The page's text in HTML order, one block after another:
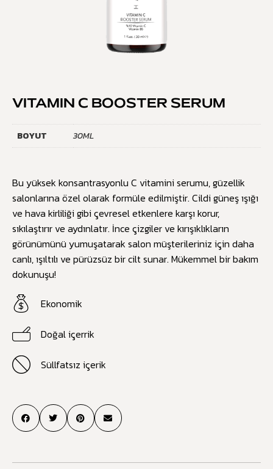
VITAMIN C BOOSTER SERUM
BOYUT 30ML
Bu yüksek konsantrasyonlu C vitamini serumu, güzellik
salonlarına özel olarak formüle edilmiştir. Cildi güneş ışığı
ve hava kirliliği gibi çevresel etkenlere karşı korur,
sıkılaştırır ve aydınlatır. İnce çizgiler ve kırışıklıkların
görünümünü yumuşatarak salon müşterileriniz için daha
canlı, ışıltılı ve pürüzsüz bir cilt sunar. Mükemmel bir bakım
dokunuşu!
Ekonomik
Doğal içerrik
Süllfatsız içerik